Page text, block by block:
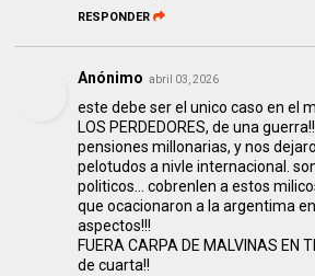
RESPONDER
Anónimo abril 03, 2026
este debe ser el unico caso en el
LOS PERDEDORES, de una
pensiones millonarias, y nos
pelotudos a nivle internacional.
politicos... cobrenlen a estos
que ocacionaron a la argentima
aspectos!!!
FUERA CARPA DE MALVINAS EN
de cuarta!!